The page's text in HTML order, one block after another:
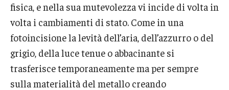
fisica, e nella sua mutevolezza vi incide di volta in
volta i cambiamenti di stato. Come in una
fotoincisione la levità dell’aria, dell’azzurro o del
grigio, della luce tenue o abbacinante si
trasferisce temporaneamente ma per sempre
sulla materialità del metallo creando